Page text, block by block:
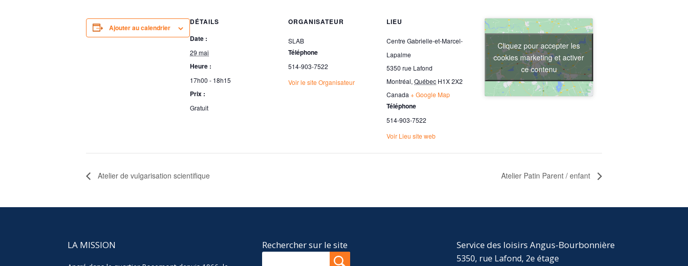
Ajouter au calendrier
DÉTAILS
Date :
29 mai
Heure :
17h00 - 18h15
Prix :
Gratuit
ORGANISATEUR
SLAB
Téléphone
514-903-7522
Voir le site Organisateur
LIEU
Centre Gabrielle-et-Marcel-
Lapalme
5350 rue Lafond
Montréal, Québec H1X 2X2
Canada + Google Map
Téléphone
514-903-7522
Voir Lieu site web
Cliquez pour accepter les
cookies marketing et activer
ce contenu
Atelier de vulgarisation scientifique Atelier Patin Parent / enfant
LA MISSION Rechercher sur le site Service des loisirs Angus-Bourbonnière
5350, rue Lafond, 2e étage